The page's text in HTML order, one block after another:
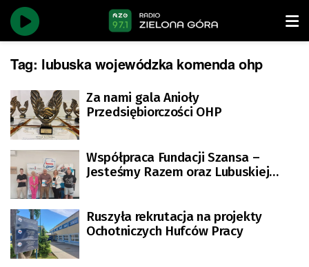
Tag: lubuska wojewódzka komenda ohp
Za nami gala Anioły
Przedsiębiorczości OHP
Współpraca Fundacji Szansa –
Jesteśmy Razem oraz Lubuskiej
Ruszyła rekrutacja na projekty
Ochotniczych Hufców Pracy